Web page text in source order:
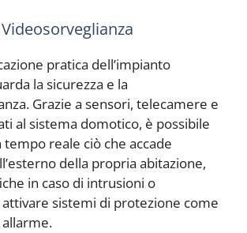
pratica dell’impianto
la sicurezza e la
Grazie a sensori, telecamere e
al sistema domotico, è possibile
reale ciò che accade
della propria abitazione,
in caso di intrusioni o
sistemi di protezione come